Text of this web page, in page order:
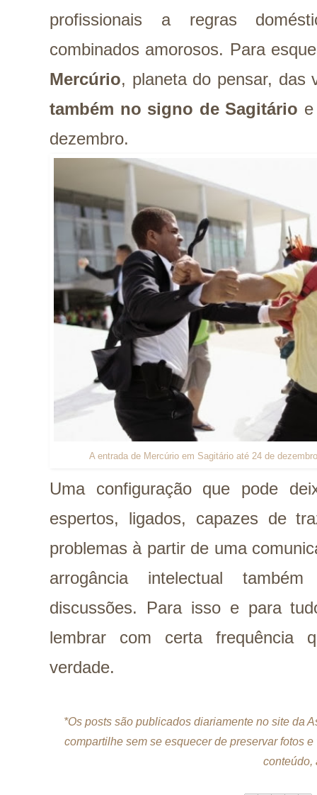
profissionais a regras
combinados amorosos. Para
Mercúrio, planeta do pensar,
também no signo de Sagitário
dezembro.
A entrada de Mercúrio em Sagitário até 24 de
Uma configuração que pode
espertos, ligados, capazes de
problemas à partir de uma
arrogância intelectual
discussões. Para isso e para
lembrar com certa frequência
verdade.
*Os posts são publicados diariamente no site da
compartilhe sem se esquecer de preservar fotos
conteúdo,